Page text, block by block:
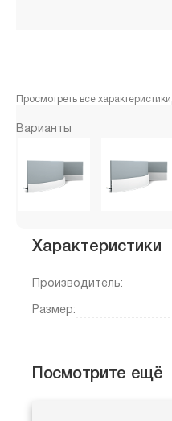
Просмотреть все характеристики
Варианты
Характеристики
Производитель:
Размер:
Посмотрите ещё